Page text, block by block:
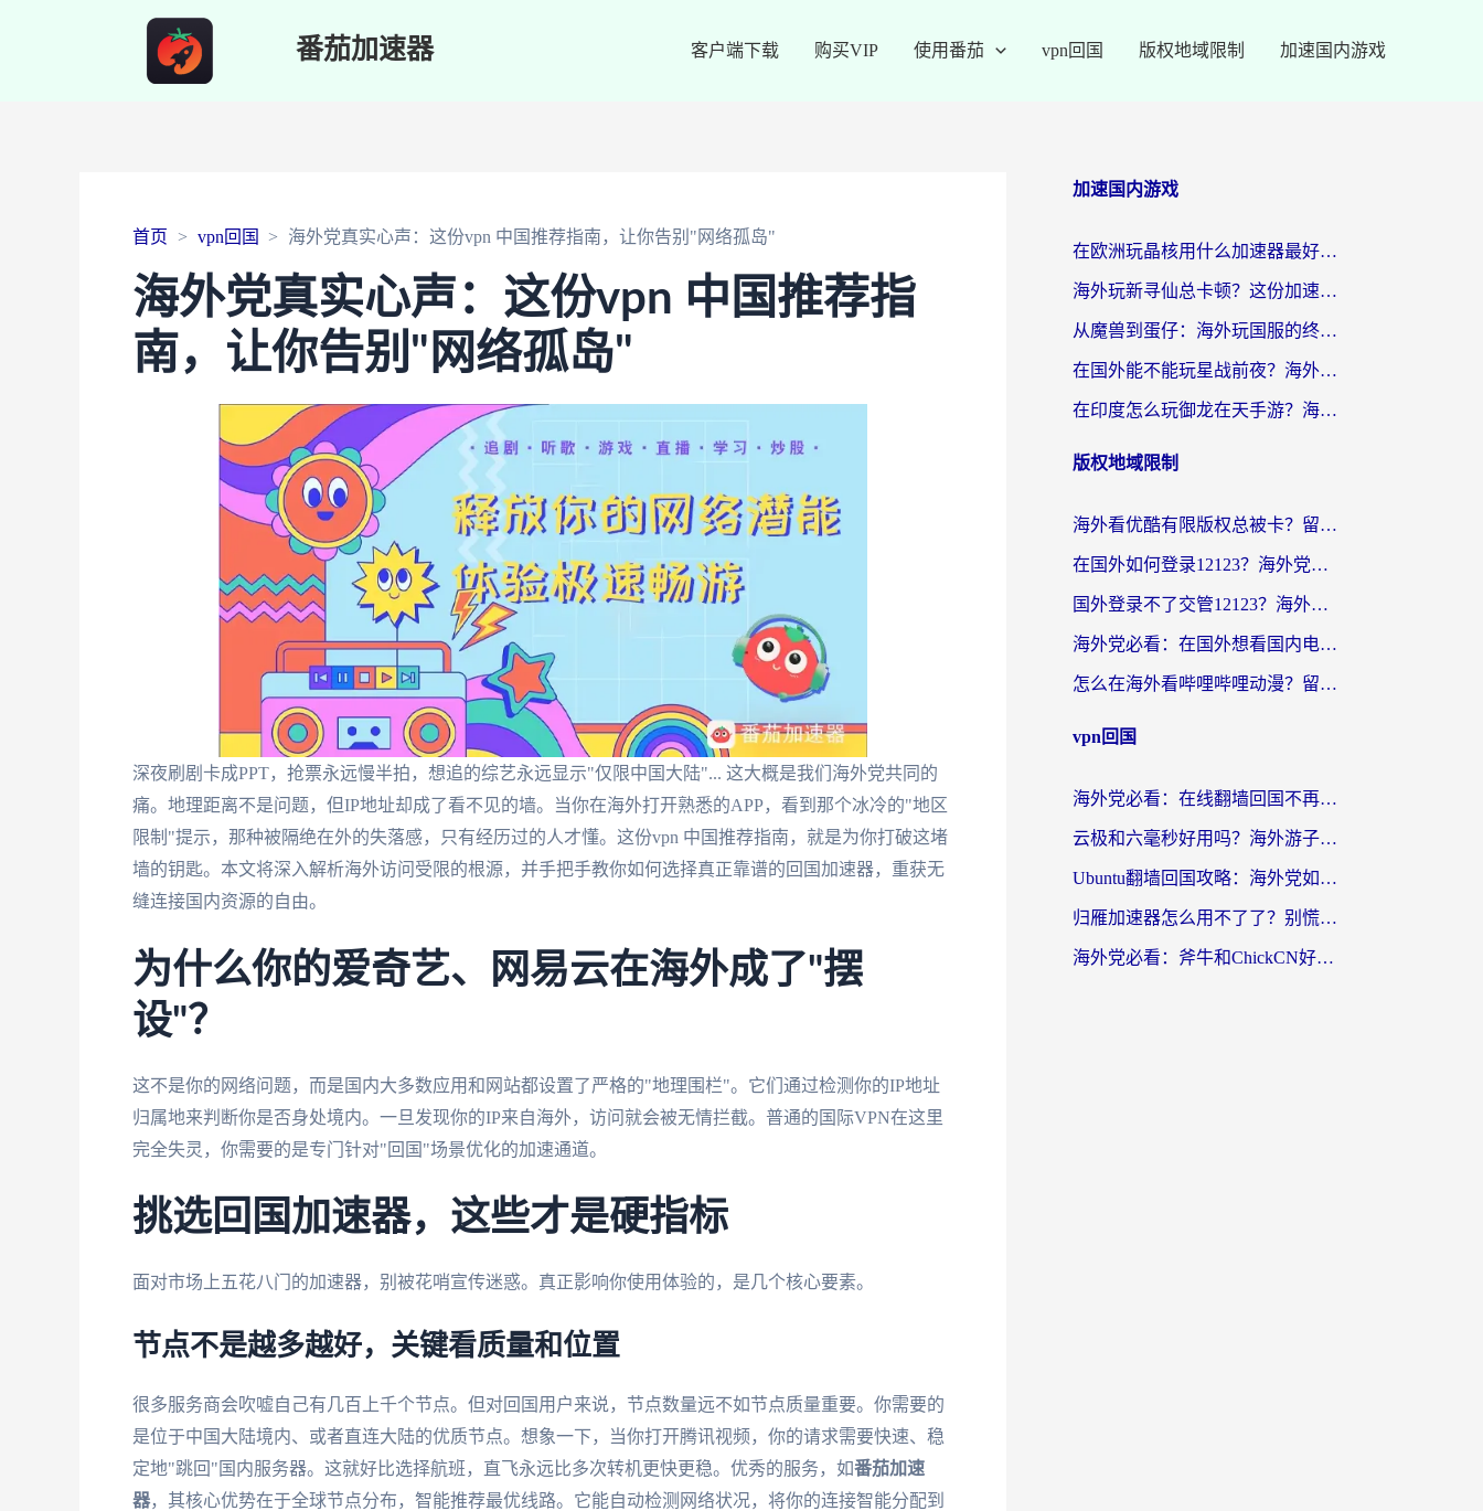
番茄加速器 客户端下载 购买VIP 使用番茄 vpn回国 版权地域限制 加速国内游戏
首页 vpn回国 海外党真实心声：这份vpn 中国推荐指南，让你告别"网络孤岛"
海外党真实心声：这份vpn 中国推荐指
南，让你告别"网络孤岛"
深夜刷剧卡成PPT，抢票永远慢半拍，想追的综艺永远显示"仅限中国大陆"... 这大概是我们海外党共同的
痛。地理距离不是问题，但IP地址却成了看不见的墙。当你在海外打开熟悉的APP，看到那个冰冷的"地区
限制"提示，那种被隔绝在外的失落感，只有经历过的人才懂。这份vpn 中国推荐指南，就是为你打破这堵
墙的钥匙。本文将深入解析海外访问受限的根源，并手把手教你如何选择真正靠谱的回国加速器，重获无
缝连接国内资源的自由。
为什么你的爱奇艺、网易云在海外成了"摆
设"？
这不是你的网络问题，而是国内大多数应用和网站都设置了严格的"地理围栏"。它们通过检测你的IP地址
归属地来判断你是否身处境内。一旦发现你的IP来自海外，访问就会被无情拦截。普通的国际VPN在这里
完全失灵，你需要的是专门针对"回国"场景优化的加速通道。
挑选回国加速器，这些才是硬指标
面对市场上五花八门的加速器，别被花哨宣传迷惑。真正影响你使用体验的，是几个核心要素。
节点不是越多越好，关键看质量和位置
很多服务商会吹嘘自己有几百上千个节点。但对回国用户来说，节点数量远不如节点质量重要。你需要的
是位于中国大陆境内、或者直连大陆的优质节点。想象一下，当你打开腾讯视频，你的请求需要快速、稳
定地"跳回"国内服务器。这就好比选择航班，直飞永远比多次转机更快更稳。优秀的服务，如番茄加速
器，其核心优势在于全球节点分布，智能推荐最优线路。它能自动检测网络状况，将你的连接智能分配到
加速国内游戏
在欧洲玩晶核用什么加速器最好呢？一个老玩家的真心话
海外玩新寻仙总卡顿？这份加速器选择指南让你秒回国服流畅体验
从魔兽到蛋仔：海外玩国服的终极加速指南，找到你的专属高速通道
在国外能不能玩星战前夜？海外党国服游戏不卡顿的秘密武器在这里
在印度怎么玩御龙在天手游？海外党畅玩国服的终极生存指南
版权地域限制
海外看优酷有限版权总被卡？留学生亲测有效的回国加速器选择指南
在国外如何登录12123？海外党必备的回国加速实用指南
国外登录不了交管12123？海外华人亲测有效的回国加速器选择指南
海外党必看：在国外想看国内电视剧用什么软件？3步解决地域限制
怎么在海外看哔哩哔哩动漫？留学生亲测有效的回国加速方案
vpn回国
海外党必看：在线翻墙回国不再难！教你选对加速器无缝刷国内资源
云极和六毫秒好用吗？海外游子解锁国内资源的真实答案
Ubuntu翻墙回国攻略：海外党如何选对加速器，无缝刷国内剧玩游戏？
归雁加速器怎么用不了了？别慌，这篇指南教你如何丝滑“回家”
海外党必看：斧牛和ChickCN好用吗？3款热门加速器实测+番茄加速器深度体验